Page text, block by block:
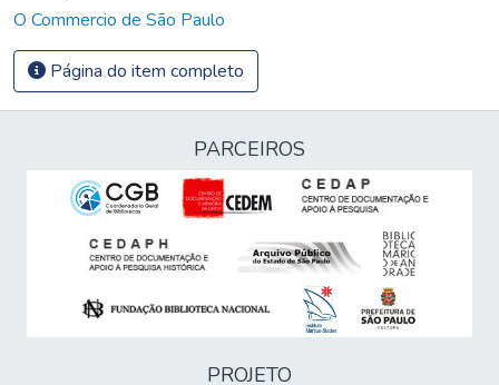
O Commercio de São Paulo
Página do item completo
PARCEIROS
PROJETO